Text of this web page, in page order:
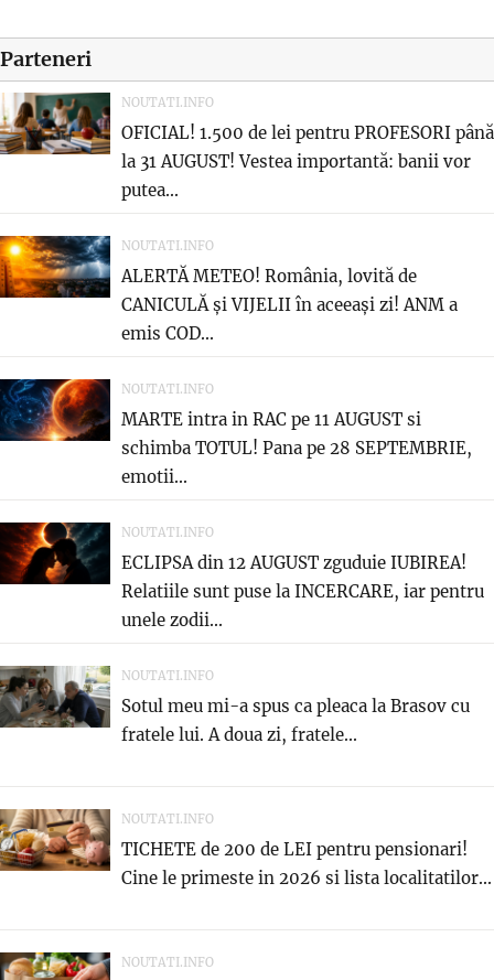
Parteneri
NOUTATI.INFO
OFICIAL! 1.500 de lei pentru PROFESORI până
la 31 AUGUST! Vestea importantă: banii vor
putea...
NOUTATI.INFO
ALERTĂ METEO! România, lovită de
CANICULĂ și VIJELII în aceeași zi! ANM a
emis COD...
NOUTATI.INFO
MARTE intra in RAC pe 11 AUGUST si
schimba TOTUL! Pana pe 28 SEPTEMBRIE,
emotii...
NOUTATI.INFO
ECLIPSA din 12 AUGUST zguduie IUBIREA!
Relatiile sunt puse la INCERCARE, iar pentru
unele zodii...
NOUTATI.INFO
Sotul meu mi-a spus ca pleaca la Brasov cu
fratele lui. A doua zi, fratele...
NOUTATI.INFO
TICHETE de 200 de LEI pentru pensionari!
Cine le primeste in 2026 si lista localitatilor...
NOUTATI.INFO